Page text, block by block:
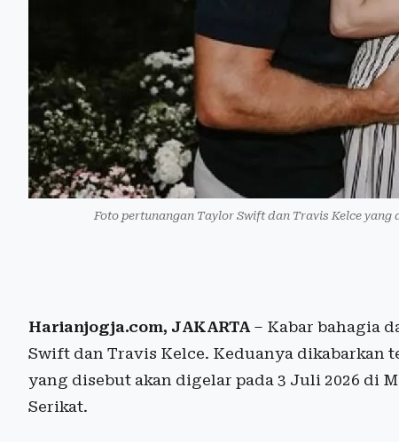
Foto pertunangan Taylor Swift dan Travis Kelce
Harianjogja.com, JAKARTA– Kabar bahagia
Swift dan Travis Kelce. Keduanya dikabarkan
yang disebut akan digelar pada 3 Juli 2026 di
Serikat.